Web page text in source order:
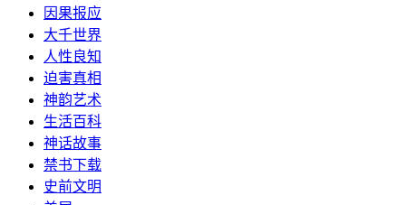
因果报应
大千世界
人性良知
迫害真相
神韵艺术
生活百科
神话故事
禁书下载
史前文明